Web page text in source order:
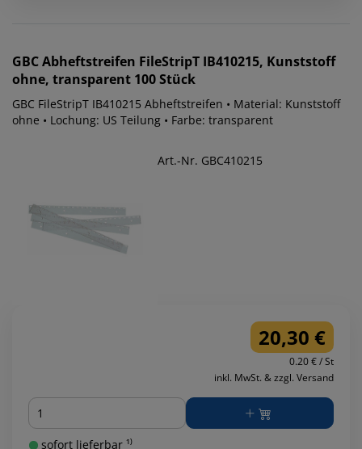
GBCAbheftstreifen FileStripT IB410215, Kunststoff
ohne, transparent 100 Stück
GBC FileStripT IB410215 Abheftstreifen • Material: Kunststoff
ohne • Lochung: US Teilung • Farbe: transparent
Art.-Nr. GBC410215
20,30 €
0.20 € / St
inkl. MwSt. & zzgl. Versand
Menge
sofort lieferbar ¹⁾